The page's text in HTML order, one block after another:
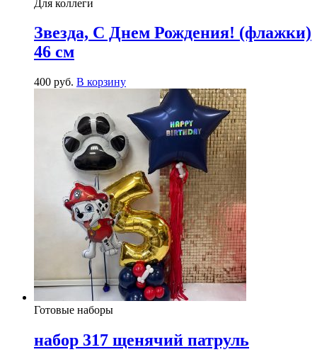
Для коллеги
Звезда, С Днем Рождения! (флажки)
46 см
400 руб. В корзину
Готовые наборы
набор 317 щенячий патруль